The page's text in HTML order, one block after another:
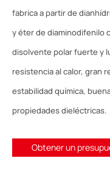
fabrica a partir de
y éter de diaminodifenilo
disolvente polar fuerte y
resistencia al calor, gran
estabilidad química,
propiedades dieléctricas.
Obtener un